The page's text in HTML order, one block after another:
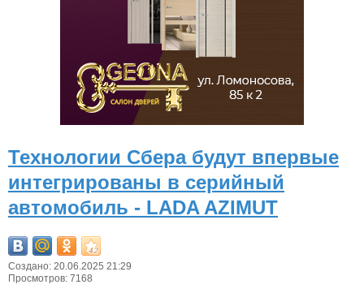
Технологии Сбера будут впервые
интегрированы в серийный
автомобиль - LADA AZIMUT
Создано: 20.06.2025 21:29
Просмотров: 7168